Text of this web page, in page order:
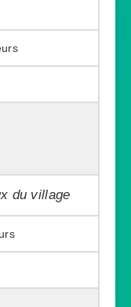
du village